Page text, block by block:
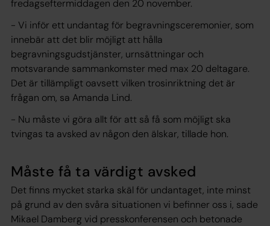
fredagseftermiddagen den 20 november.
- Vi inför ett undantag för begravningsceremonier, som
innebär att det blir möjligt att hålla
begravningsgudstjänster, urnsättningar och
motsvarande sammankomster med max 20 deltagare.
Det är tillämpligt oavsett vilken trosinriktning det är
frågan om, sa Amanda Lind.
- Nu måste vi göra allt för att så få som möjligt ska
tvingas ta avsked av någon den älskar, tillade hon.
Måste få ta värdigt avsked
Det finns mycket starka skäl för undantaget, inte minst
på grund av den svåra situationen vi befinner oss i, sade
Mikael Damberg vid presskonferensen och betonade